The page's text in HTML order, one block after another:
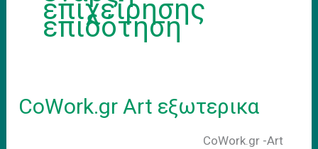
επιχείρησης
επιδότηση
CoWork.gr Art εξωτερικα
CoWork.gr -Art